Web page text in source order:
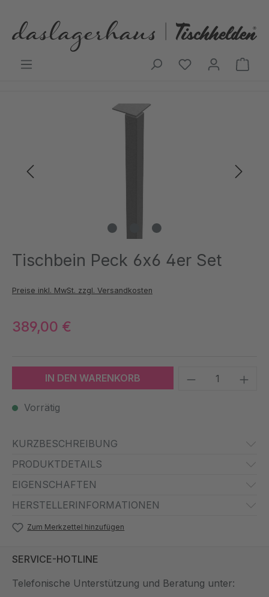
Bildergalerie überspringen
Tischbein Peck 6x6 4er Set
Preise inkl. MwSt. zzgl. Versandkosten
389,00 €
IN DEN WARENKORB Produkt
Vorrätig
KURZBESCHREIBUNG
PRODUKTDETAILS
EIGENSCHAFTEN
HERSTELLERINFORMATIONEN
Zum Merkzettel hinzufügen
SERVICE-HOTLINE
Telefonische Unterstützung und Beratung unter: